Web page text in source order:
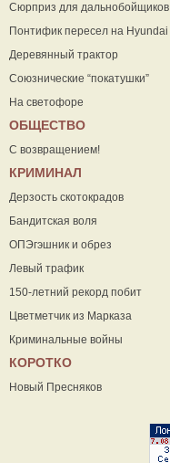
Сюрприз для дальнобойщиков
Понтифик пересел на Hyundai
Деревянный трактор
Союзнические “покатушки”
На светофоре
ОБЩЕСТВО
С возвращением!
КРИМИНАЛ
Дерзость скотокрадов
Бандитская воля
ОПЭгэшник и обрез
Левый трафик
150-летний рекорд побит
Цветметчик из Марказа
Криминальные войны
КОРОТКО
Новый Пресняков